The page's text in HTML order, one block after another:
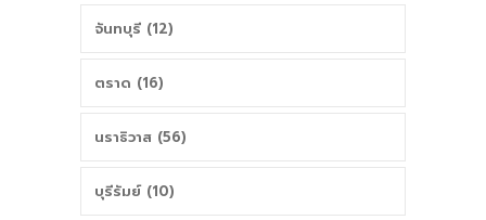
จันทบุรี (12)
ตราด (16)
นราธิวาส (56)
บุรีรัมย์ (10)